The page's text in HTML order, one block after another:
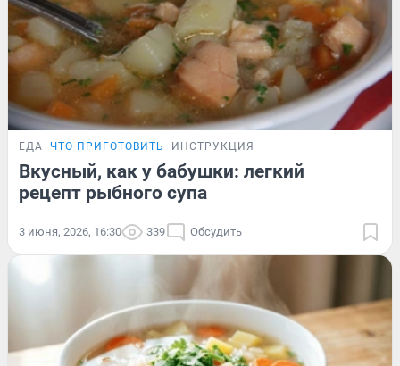
ЕДА ЧТО ПРИГОТОВИТЬ ИНСТРУКЦИЯ
Вкусный, как у бабушки: легкий
рецепт рыбного супа
3 июня, 2026, 16:30 339 Обсудить